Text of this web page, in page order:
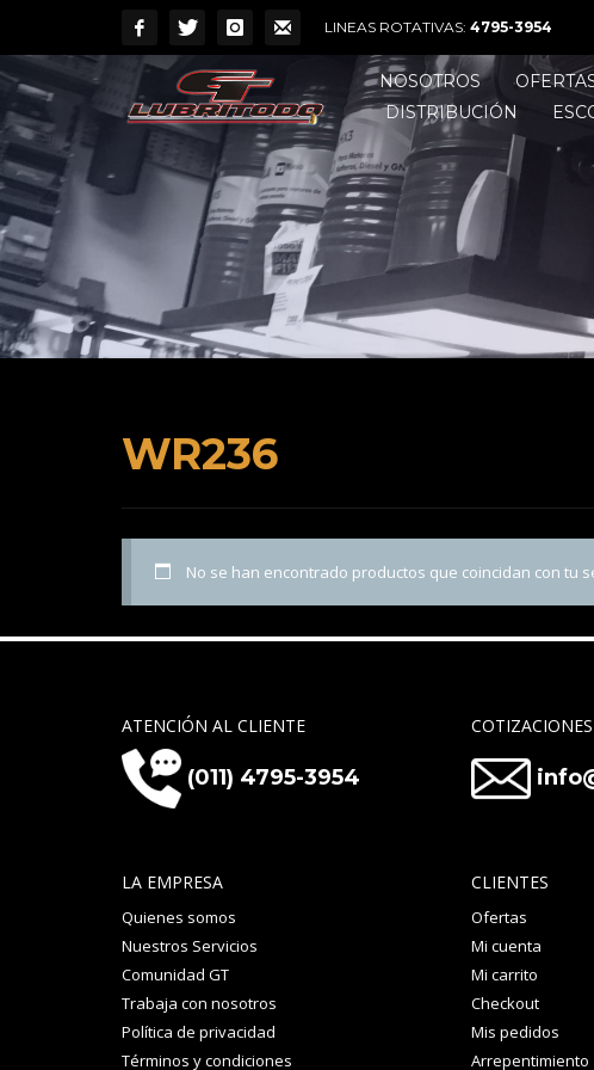
LINEAS ROTATIVAS: 4795-3954
NOSOTROS
DISTRIBUCIÓN
WR236
No se han encontrado productos que coincidan con tu
ATENCIÓN AL CLIENTE
(011) 4795-3954
COTIZACIONES
LA EMPRESA
Quienes somos
Nuestros Servicios
Comunidad GT
Trabaja con nosotros
Política de privacidad
Términos y condiciones
CLIENTES
Ofertas
Mi cuenta
Mi carrito
Checkout
Mis pedidos
Arrepentimiento